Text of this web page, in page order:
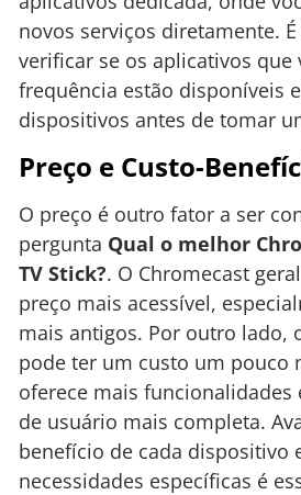
novos serviços diretamente.
verificar se os aplicativos que
frequência estão disponíveis
dispositivos antes de tomar
Preço e Custo-
O preço é outro fator a ser
pergunta Qual o melhor
TV Stick?. O Chromecast
preço mais acessível,
mais antigos. Por outro lado,
pode ter um custo um pouco
oferece mais funcionalidades
de usuário mais completa.
benefício de cada dispositivo
necessidades específicas é